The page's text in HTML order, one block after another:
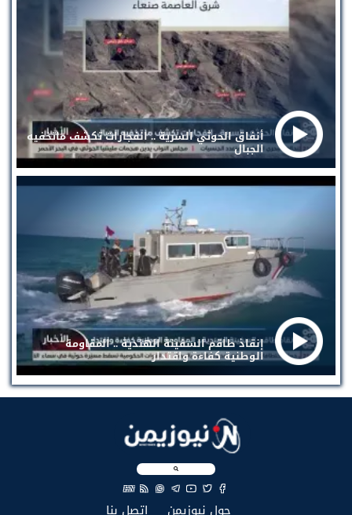
أنفاق الحوثي السرية .. انفجارات تكشف ماتخفيه
الجبال
إنقاذ طاقم السفينة الهندية .. المقاومة
الوطنية كفاءة واقتدار
EN
حول نيوزيمن إتصل بنا